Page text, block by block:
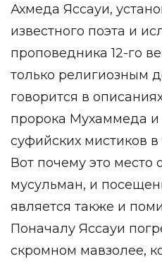
Ахмеда Яссауи,
известного поэта и
проповедника 12-го
только религиозным
говорится в
пророка Мухаммеда
суфийских мистиков
Вот почему это место
мусульман, и
является также и
Поначалу Яссауи
скромном мавзолее,